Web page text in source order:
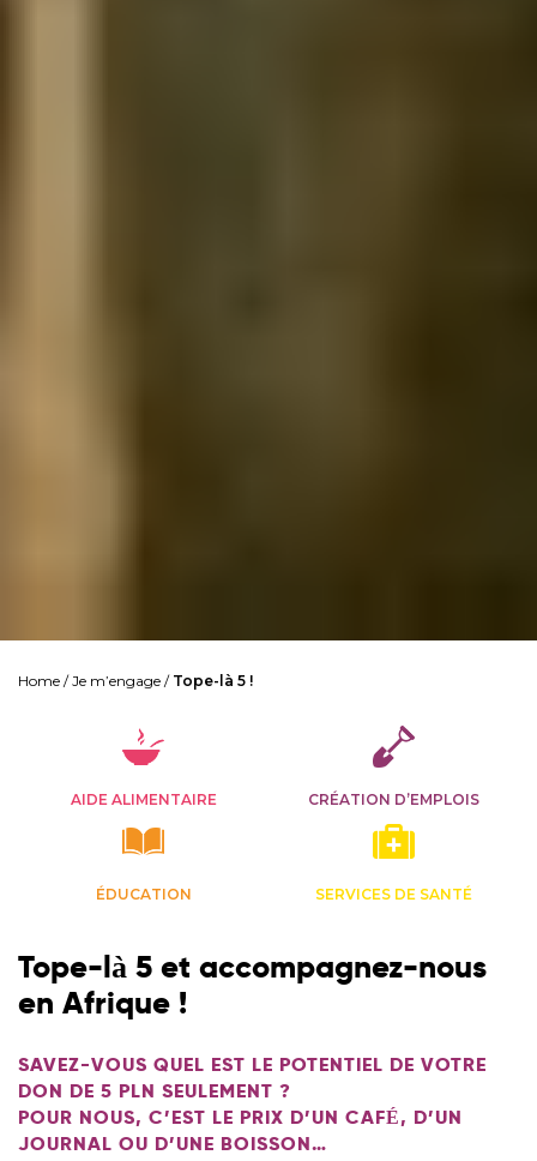
Home /Je m’engage / Tope-là 5 !
AIDE ALIMENTAIRE CRÉATION D’EMPLOIS
ÉDUCATION SERVICES DE SANTÉ
Tope-là 5 et accompagnez-nous
en Afrique !
SAVEZ-VOUS QUEL EST LE POTENTIEL DE VOTRE
DON DE 5 PLN SEULEMENT ?
POUR NOUS, C’EST LE PRIX D’UN CAFÉ, D’UN
JOURNAL OU D’UNE BOISSON…